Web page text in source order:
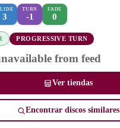
3
TURN
-1
FADE
0
PROGRESSIVE TURN
from feed
Ver tiendas
Encontrar discos similares